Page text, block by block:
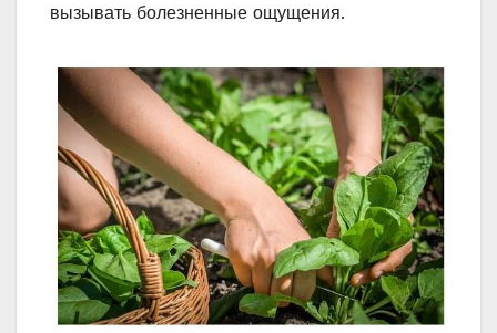
вызывать болезненные ощущения.